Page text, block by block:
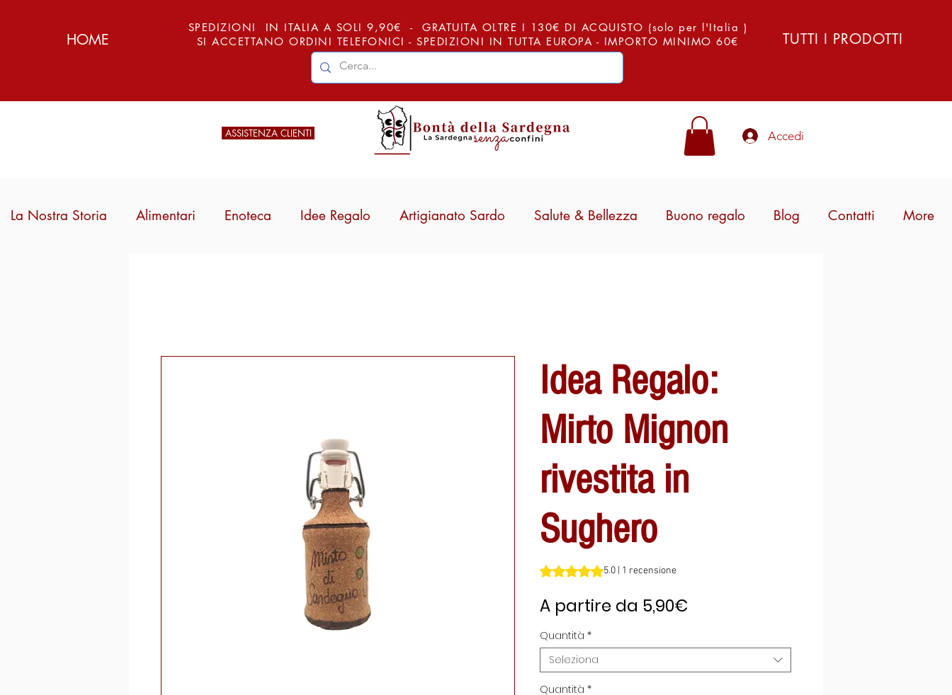
HOME
SPEDIZIONI IN ITALIA A SOLI 9,90€ - GRATUITA OLTRE I 130€ DI ACQUISTO (solo per l'Italia )
SI ACCETTANO ORDINI TELEFONICI - SPEDIZIONI IN TUTTA EUROPA - IMPORTO MINIMO 60€
TUTTI I PRODOTTI
ASSISTENZA CLIENTI Accedi
La Nostra Storia Alimentari Enoteca Idee Regalo Artigianato Sardo Salute & Bellezza Buono regalo Blog Contatti More
Idea Regalo:
Mirto Mignon
rivestita in
Sughero
Sulla base di 1 recensione, la valutazione è 5.0 su cinque stelle
5.0 | 1 recensione
A partire da 5,90€
Quantità *
Seleziona
Quantità *